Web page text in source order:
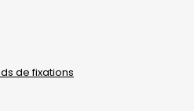
de fixations